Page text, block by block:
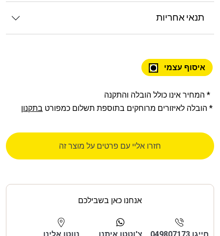
תנאי אחריות
איסוף עצמי
* המחיר אינו כולל הובלה והתקנה
* הובלה לאיזורים מרוחקים בתוספת תשלום כמפורט בתקנון
חזרו אליי עם פרטים על מוצר זה
אנחנו כאן בשבילכם